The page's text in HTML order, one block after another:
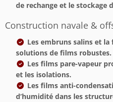
de rechange et le stockage
Construction navale &
Les embruns salins et
solutions de films robustes.
Les films pare-vapeur
et les isolations.
Les films anti-
d’humidité dans les